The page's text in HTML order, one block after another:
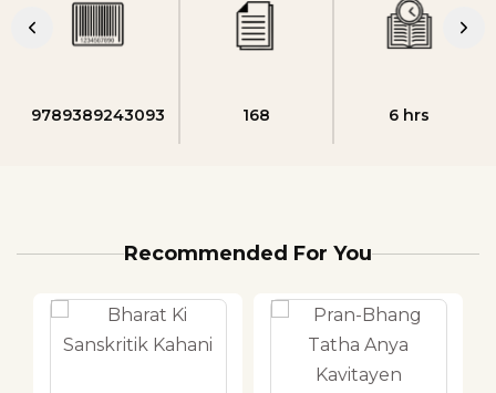
9789389243093 168 6 hrs
Recommended For You